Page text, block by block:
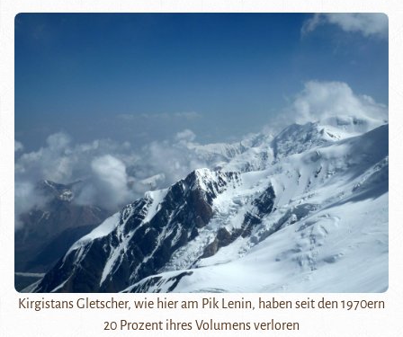
Kirgistans Gletscher, wie hier am Pik Lenin, haben seit den 1970ern
20 Prozent ihres Volumens verloren